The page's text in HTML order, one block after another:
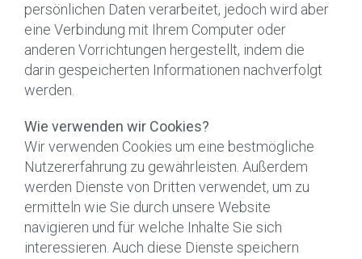
persönlichen Daten verarbeitet, jedoch wird aber
eine Verbindung mit Ihrem Computer oder
anderen Vorrichtungen hergestellt, indem die
darin gespeicherten Informationen nachverfolgt
werden.
Wie verwenden wir Cookies?
Wir verwenden Cookies um eine bestmögliche
Nutzererfahrung zu gewährleisten. Außerdem
werden Dienste von Dritten verwendet, um zu
ermitteln wie Sie durch unsere Website
navigieren und für welche Inhalte Sie sich
interessieren. Auch diese Dienste speichern